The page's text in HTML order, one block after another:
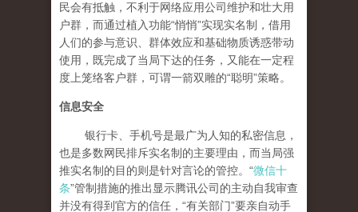
民会有抵触，不利于网络应用公司维护和壮大用
户群，而通过植入功能“悄悄”实现实名制，借用
人们的参与意识、群体效应和基础物质诱惑带动
使用，既完成了当局下达的任务，又能在一定程
度上笼络客户群，可谓一箭双雕的“聪明”策略。
信息安全
银行卡、手机号是最广为人知的私密信息，
也是多数网民排斥实名制的主要理由，而当局强
推实名制的目的则是针对言论的管控。“微信十
条”管制措施的推出显示腾讯公司的主动自我审查
并没有得到官方的信任，“有关部门”要亲自动手